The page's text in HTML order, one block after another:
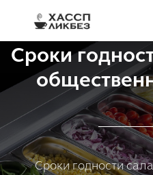
Сроки
Сроки годности